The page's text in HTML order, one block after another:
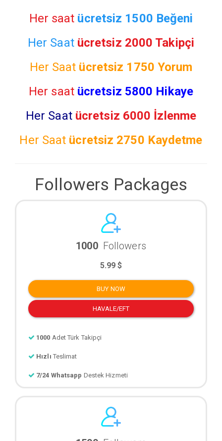
Her saat ücretsiz 1500 Beğeni
Her Saat ücretsiz 2000 Takipçi
Her Saat ücretsiz 1750 Yorum
Her saat ücretsiz 5800 Hikaye
Her Saat ücretsiz 6000 İzlenme
Her Saat ücretsiz 2750 Kaydetme
Followers Packages
1000 Followers
5.99 $
BUY NOW
HAVALE/EFT
1000 Adet Türk Takipçi
Hızlı Teslimat
7/24 Whatsapp Destek Hizmeti